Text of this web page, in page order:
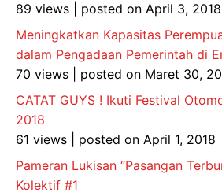
89 views
posted on April 3, 2018
Meningkatkan Kapasitas
dalam Pengadaan Pemerintah di
70 views
posted on Maret 30,
CATAT GUYS ! Ikuti Festival
2018
61 views
posted on April 1, 2018
Pameran Lukisan “Pasangan
Kolektif #1